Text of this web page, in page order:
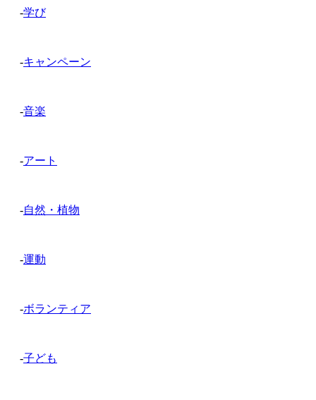
-学び
-キャンペーン
-音楽
-アート
-自然・植物
-運動
-ボランティア
-子ども